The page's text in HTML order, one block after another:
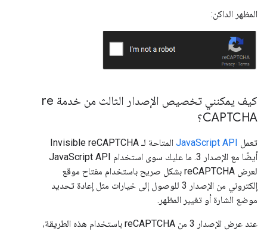
المظهر الداكن:
كيف يمكنني تخصيص الإصدار الثالث من خدمة re
CAPTCHA؟
تعمل JavaScript API
المتاحة لـ Invisible reCAPTCHA
أيضًا مع الإصدار 3. ما عليك سوى استخدام JavaScript API
لعرض reCAPTCHA بشكل صريح باستخدام مفتاح موقع
إلكتروني من الإصدار 3 للوصول إلى خيارات مثل إعادة تحديد
موضع الشارة أو تغيير المظهر.
عند عرض الإصدار 3 من reCAPTCHA باستخدام هذه الطريقة،